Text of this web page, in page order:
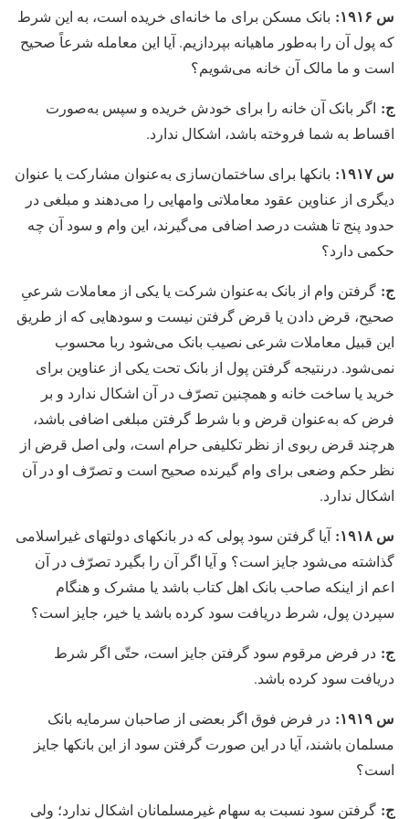
س ۱۹۱۶:
بانک مسکن برای ما خانه‏‌ای خریده است، به این شرط
که پول آن را به‌طور ماهیانه بپردازیم. آیا این معامله شرعاً صحیح
است و ما مالک آن خانه می‏‌شویم؟
ج: اگر بانک آن خانه را برای خودش خریده و سپس به‌صورت
اقساط به شما فروخته باشد، اشکال ندارد.
س ۱۹۱۷:
بانکها برای ساختمان‏‌سازی به‌عنوان مشارکت یا عنوان
دیگری از عناوین عقود معاملاتی وامهایی را می‏‌دهند و مبلغی در
حدود پنج تا هشت درصد اضافی می‏‌گیرند، این وام و سود آن چه
حکمی دارد؟
ج: گرفتن وام از بانک به‌عنوان شرکت یا یکی از معاملات شرعیِ
صحیح، قرض دادن یا قرض گرفتن نیست و سودهایی که از طریق
این قبیل معاملات شرعی نصیب بانک می‏‌شود ربا محسوب
نمی‏‌شود. درنتیجه گرفتن پول از بانک تحت یکی از عناوین برای
خرید یا ساخت خانه و همچنین تصرّف در آن اشکال ندارد و بر
فرض که به‌عنوان قرض و با شرط گرفتن مبلغی اضافی باشد،
هرچند قرض ربوی از نظر تکلیفی حرام است، ولی اصل قرض از
نظر حکم وضعی برای وام گیرنده صحیح است و تصرّف او در آن
اشکال ندارد.
س ۱۹۱۸:
آیا گرفتن سود پولی که در بانکهای دولتهای غیراسلامی
گذاشته می‏‌شود جایز است؟ و آیا اگر آن را بگیرد تصرّف در آن
اعم از اینکه صاحب بانک اهل کتاب باشد یا مشرک و هنگام
سپردن پول، شرط دریافت سود کرده باشد یا خیر، جایز است؟
ج: در فرض مرقوم سود گرفتن جایز است، حتّی اگر شرط
دریافت سود کرده باشد.
س ۱۹۱۹:
در فرض فوق اگر بعضی از صاحبان سرمایه بانک
مسلمان باشند، آیا در این صورت گرفتن سود از این بانکها جایز
است؟
ج: گرفتن سود نسبت به سهام غیرمسلمانان اشکال ندارد؛ ولی